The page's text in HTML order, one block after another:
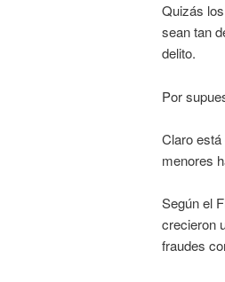
Quizás
sean tan
delito.
Por
Claro
menores
Según el
crecieron
fraudes